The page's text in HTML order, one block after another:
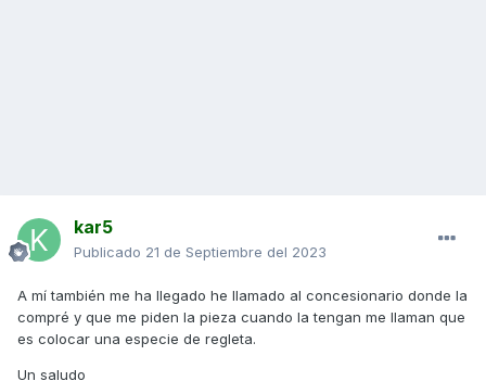
kar5
Publicado 21 de Septiembre del 2023
A mí también me ha llegado he llamado al concesionario donde la
compré y que me piden la pieza cuando la tengan me llaman que
es colocar una especie de regleta.
Un saludo